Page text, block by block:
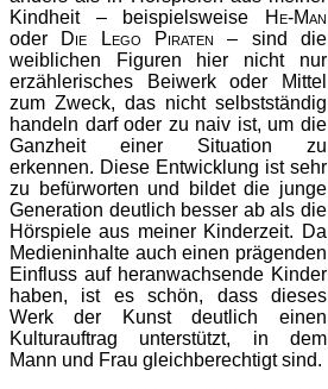
Kindheit – beispielsweise
He-Man
oder Die Lego Piraten – sind die
weiblichen Figuren hier nicht nur
erzählerisches Beiwerk oder Mittel
zum Zweck, das nicht selbstständig
handeln darf oder zu naiv ist, um die
Ganzheit einer Situation zu
erkennen. Diese Entwicklung ist sehr
zu befürworten und bildet die junge
Generation deutlich besser ab als die
Hörspiele aus meiner Kinderzeit. Da
Medieninhalte auch einen prägenden
Einfluss auf heranwachsende Kinder
haben, ist es schön, dass dieses
Werk der Kunst deutlich einen
Kulturauftrag unterstützt, in dem
Mann und Frau gleichberechtigt sind.